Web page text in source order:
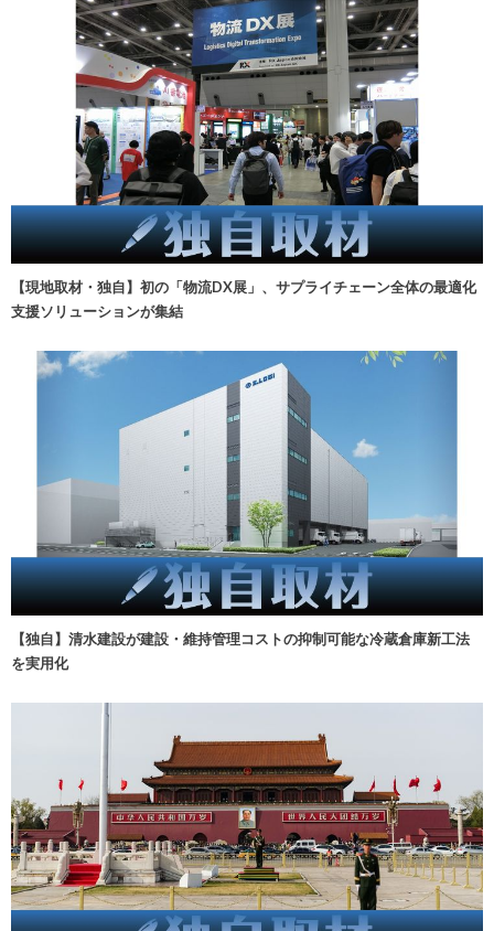
【現地取材・独自】初の「物流DX展」、サプライチェーン全体の最適化
支援ソリューションが集結
【独自】清水建設が建設・維持管理コストの抑制可能な冷蔵倉庫新工法
を実用化